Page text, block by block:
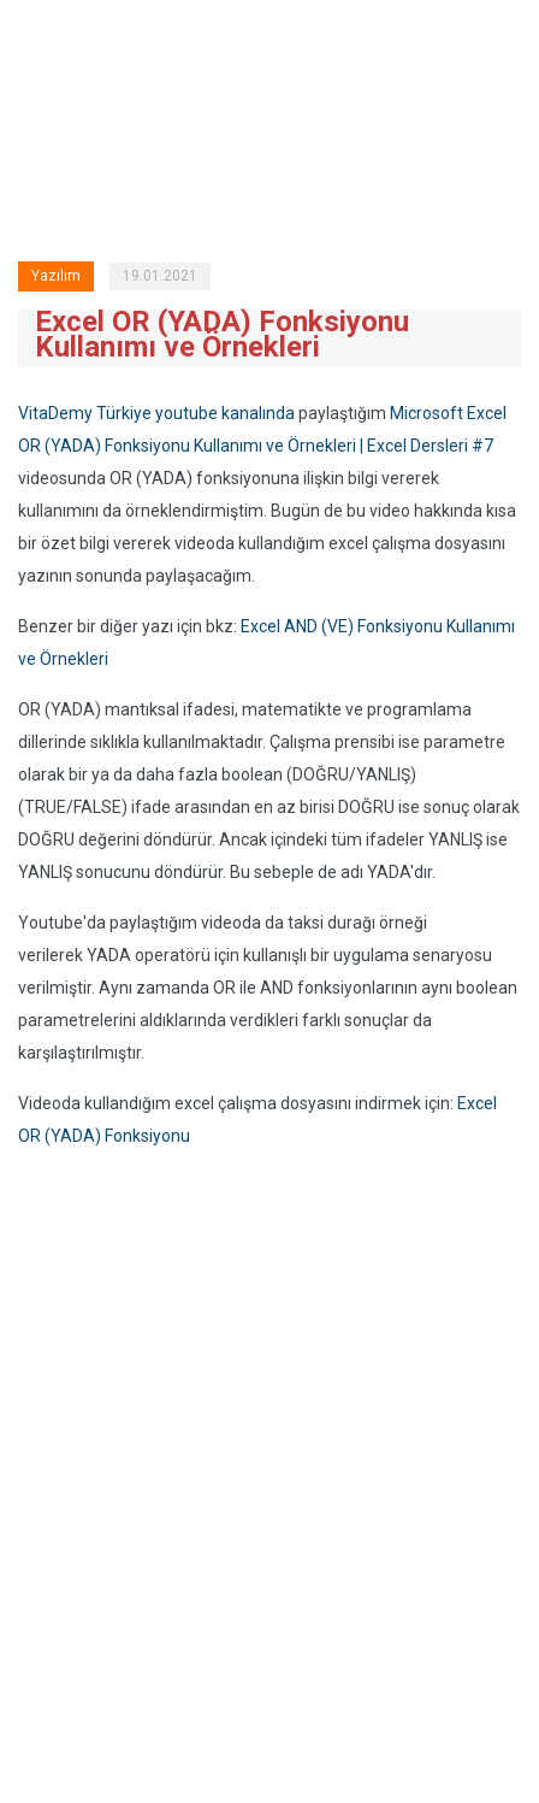
Yazılım 19.01.2021
Excel OR (YADA) Fonksiyonu
Kullanımı ve Örnekleri
VitaDemy Türkiye youtube kanalında paylaştığım Microsoft Excel
OR (YADA) Fonksiyonu Kullanımı ve Örnekleri | Excel Dersleri #7
videosunda OR (YADA) fonksiyonuna ilişkin bilgi vererek
kullanımını da örneklendirmiştim. Bugün de bu video hakkında kısa
bir özet bilgi vererek videoda kullandığım excel çalışma dosyasını
yazının sonunda paylaşacağım.
Benzer bir diğer yazı için bkz: Excel AND (VE) Fonksiyonu Kullanımı
ve Örnekleri
OR (YADA) mantıksal ifadesi, matematikte ve programlama
dillerinde sıklıkla kullanılmaktadır. Çalışma prensibi ise parametre
olarak bir ya da daha fazla boolean (DOĞRU/YANLIŞ)
(TRUE/FALSE) ifade arasından en az birisi DOĞRU ise sonuç olarak
DOĞRU değerini döndürür. Ancak içindeki tüm ifadeler YANLIŞ ise
YANLIŞ sonucunu döndürür. Bu sebeple de adı YADA'dır.
Youtube'da paylaştığım videoda da taksi durağı örneği
verilerek YADA operatörü için kullanışlı bir uygulama senaryosu
verilmiştir. Aynı zamanda OR ile AND fonksiyonlarının aynı boolean
parametrelerini aldıklarında verdikleri farklı sonuçlar da
karşılaştırılmıştır.
Videoda kullandığım excel çalışma dosyasını indirmek için: Excel
OR (YADA) Fonksiyonu